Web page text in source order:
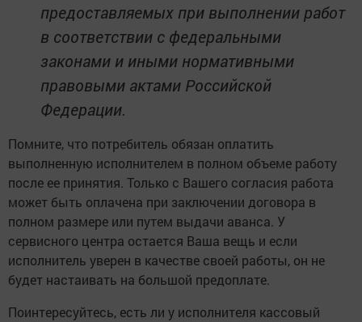
предоставляемых при выполнении работ
в соответствии с федеральными
законами и иными нормативными
правовыми актами Российской
Федерации.
Помните, что потребитель обязан оплатить
выполненную исполнителем в полном объеме работу
после ее принятия. Только с Вашего согласия работа
может быть оплачена при заключении договора в
полном размере или путем выдачи аванса. У
сервисного центра остается Ваша вещь и если
исполнитель уверен в качестве своей работы, он не
будет настаивать на большой предоплате.
Поинтересуйтесь, есть ли у исполнителя кассовый